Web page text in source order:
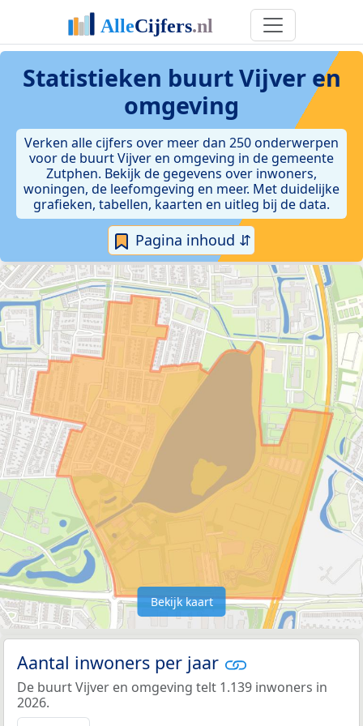
Statistieken buurt Vijver en
omgeving
Verken alle cijfers over meer dan 250 onderwerpen
voor de buurt Vijver en omgeving in de gemeente
Zutphen. Bekijk de gegevens over inwoners,
woningen, de leefomgeving en meer. Met duidelijke
grafieken, tabellen, kaarten en uitleg bij de data.
Pagina inhoud ⇵
Bekijk kaart
Aantal inwoners per jaar
De buurt Vijver en omgeving telt 1.139 inwoners in
2026.